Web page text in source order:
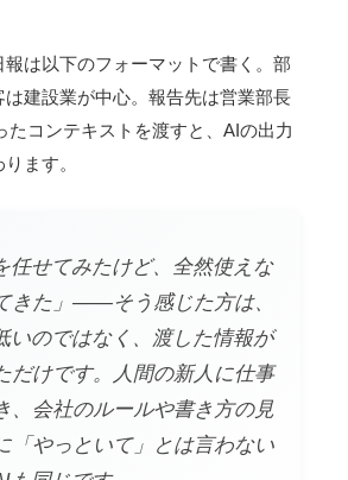
は以下のフォーマットで書く。部
建設業が中心。報告先は営業部長
たコンテキストを渡すと、AIの出力
ます。
任せてみたけど、全然使えな
きた」——そう感じた方は、
いのではなく、渡した情報が
だけです。人間の新人に仕事
、会社のルールや書き方の見
「やっといて」とは言わない